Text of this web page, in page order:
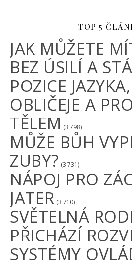
TOP 5
JAK MŮŽETE
BEZ ÚSILÍ A
POZICE
OBLIČEJE A
TĚLEM (3 798)
MŮŽE BŮH
ZUBY? (3 731)
NÁPOJ PRO
JATER (3 710)
SVĚTELNÁ
PŘICHÁZÍ
SYSTÉMY